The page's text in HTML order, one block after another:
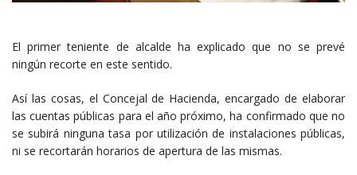
El primer teniente de alcalde ha explicado que no se prevé
ningún recorte en este sentido.
Así las cosas, el Concejal de Hacienda, encargado de elaborar
las cuentas públicas para el año próximo, ha confirmado que no
se subirá ninguna tasa por utilización de instalaciones públicas,
ni se recortarán horarios de apertura de las mismas.